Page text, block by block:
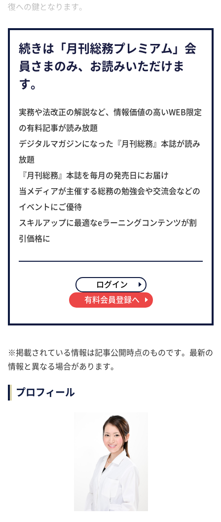
復への鍵となります。
続きは「月刊総務プレミアム」会
員さまのみ、お読みいただけま
す。
実務や法改正の解説など、情報価値の高いWEB限定
の有料記事が読み放題
デジタルマガジンになった『月刊総務』本誌が読み
放題
『月刊総務』本誌を毎月の発売日にお届け
当メディアが主催する総務の勉強会や交流会などの
イベントにご優待
スキルアップに最適なeラーニングコンテンツが割
引価格に
ログイン
有料会員登録へ
※掲載されている情報は記事公開時点のものです。最新の
情報と異なる場合があります。
プロフィール